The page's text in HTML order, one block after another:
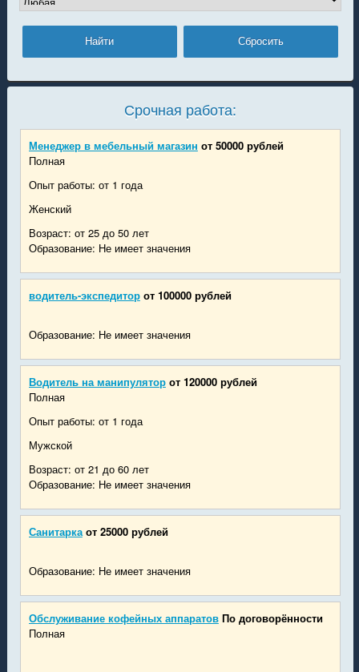
Срочная работа:
Менеджер в мебельный магазин от 50000 рублей
Полная
Опыт работы: от 1 года
Женский
Возраст: от 25 до 50 лет
Образование: Не имеет значения
водитель-экспедитор от 100000 рублей
Образование: Не имеет значения
Водитель на манипулятор от 120000 рублей
Полная
Опыт работы: от 1 года
Мужской
Возраст: от 21 до 60 лет
Образование: Не имеет значения
Санитарка от 25000 рублей
Образование: Не имеет значения
Обслуживание кофейных аппаратов По договорённости
Полная